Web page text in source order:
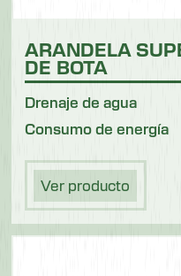
ARANDELA
DE BOTA
Drenaje de agua
Consumo de energía
Ver producto